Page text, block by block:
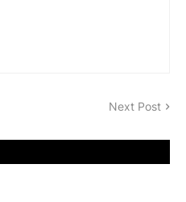
Next Post